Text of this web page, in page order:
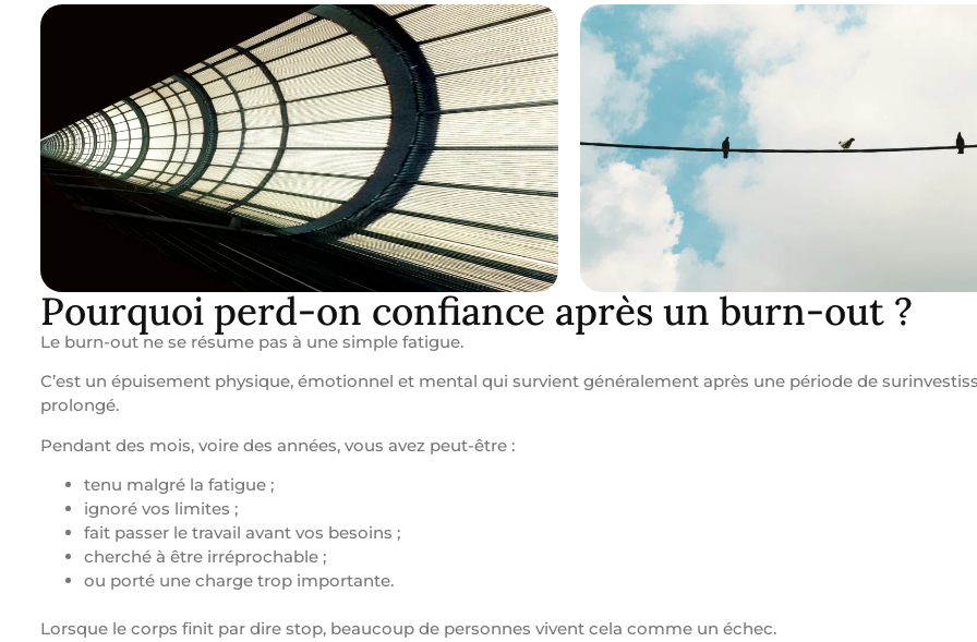
Pourquoi perd-on confiance après un burn-out ?
Le burn-out ne se résume pas à une simple fatigue.
C’est un épuisement physique, émotionnel et mental qui survient généralement après une période de
prolongé.
Pendant des mois, voire des années, vous avez peut-être :
tenu malgré la fatigue ;
ignoré vos limites ;
fait passer le travail avant vos besoins ;
cherché à être irréprochable ;
ou porté une charge trop importante.
Lorsque le corps finit par dire stop, beaucoup de personnes vivent cela comme un échec.